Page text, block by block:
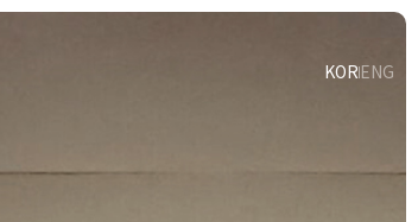
KORENG